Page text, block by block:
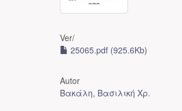
Ver/
25065.pdf (925.6Kb)
Autor
Βακάλη, Βασιλική Χρ.